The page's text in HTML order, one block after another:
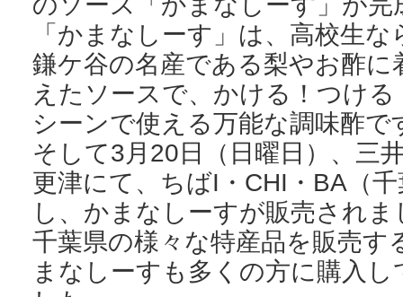
「かまなしーす」は、高校生
鎌ケ谷の名産である梨やお酢
えたソースで、かける！つけ
シーンで使える万能な調味酢で
そして3月20日（日曜日）、三
更津にて、ちばI・CHI・BA（
し、かまなしーすが販売されま
千葉県の様々な特産品を販売す
まなしーすも多くの方に購入